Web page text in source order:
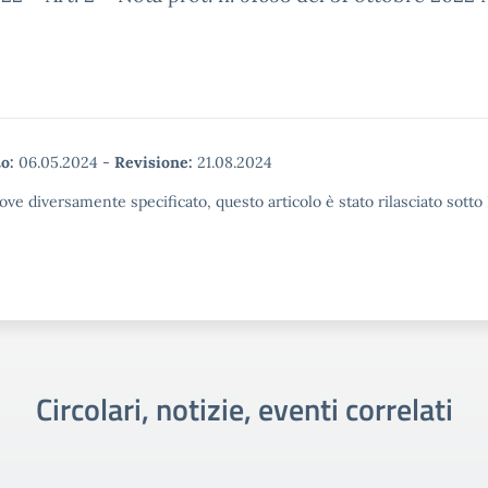
06.05.2024 - Revisione: 21.08.2024
diversamente specificato, questo articolo è stato rilasciato
Circolari, notizie, eventi correlati